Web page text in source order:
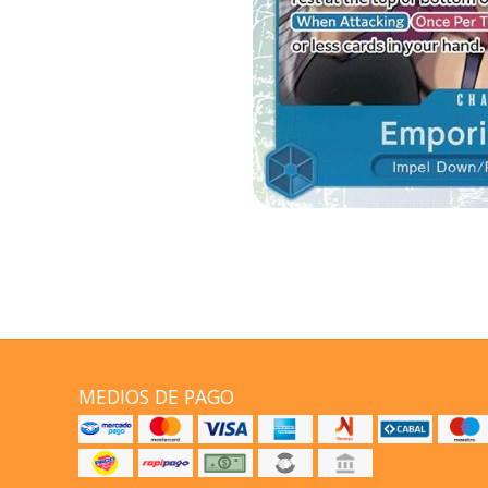
MEDIOS DE PAGO